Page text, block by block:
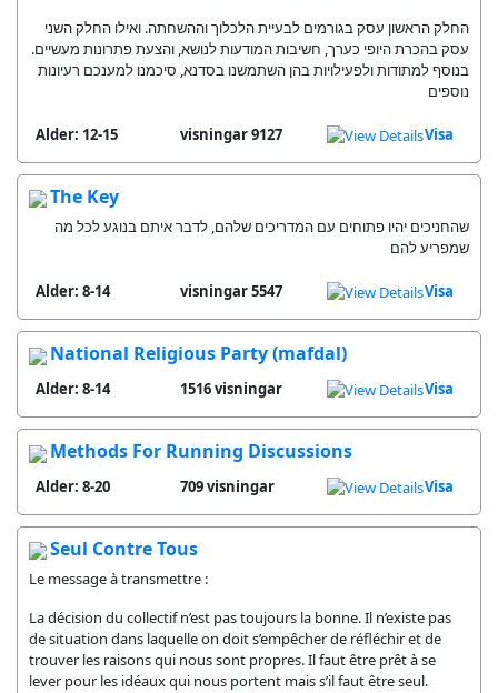
החלק הראשון עסק בגורמים לבעיית הלכלוך וההשחתה. ואילו החלק השני
עסק בהכרת היופי כערך, חשיבות המודעות לנושא, והצעת פתרונות מעשיים.
בנוסף למתודות ולפעילויות בהן השתמשנו בסדנא, סיכמנו למענכם רעיונות
נוספים
Alder: 12-15 9127 visningar Visa
The Key
שהחניכים יהיו פתוחים עם המדריכים שלהם, לדבר איתם בנוגע לכל מה
שמפריע להם
Alder: 8-14 5547 visningar Visa
National Religious Party (mafdal)
Alder: 8-14 1516 visningar Visa
Methods For Running Discussions
Alder: 8-20 709 visningar Visa
Seul Contre Tous
Le message à transmettre :
La décision du collectif n’est pas toujours la bonne. Il n’existe pas
de situation dans laquelle on doit s’empêcher de réfléchir et de
trouver les raisons qui nous sont propres. Il faut être prêt à se
lever pour les idéaux qui nous portent mais s’il faut être seul.